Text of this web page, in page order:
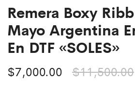
Remera Boxy
Mayo Argentina
En DTF «SOLES»
$11,500.00
$7,000.00